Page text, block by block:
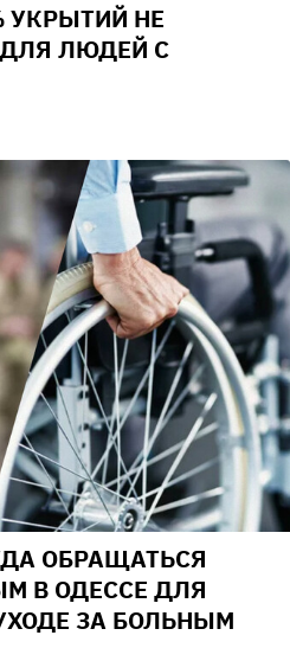
УКРЫТИЙ НЕ
ЛЮДЕЙ С
ОБРАЩАТЬСЯ
В ОДЕССЕ ДЛЯ
ЗА БОЛЬНЫМ